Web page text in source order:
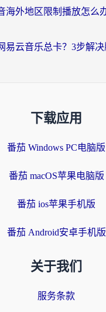
下载应用
番茄 Windows PC电脑版
番茄 macOS苹果电脑版
番茄 ios苹果手机版
番茄 Android安卓手机版
关于我们
服务条款